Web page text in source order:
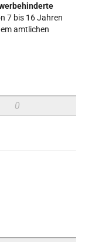
7 bis 16 Jahren
amtlichen